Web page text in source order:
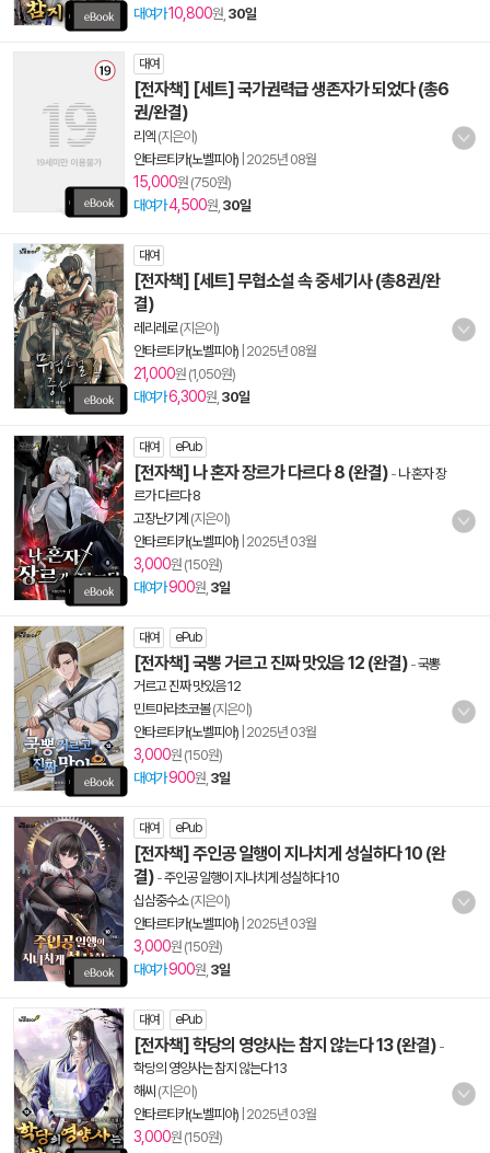
대여가10,800원, 30일
대여
[전자책] [세트] 국가권력급 생존자가 되었다 (총6
권/완결)
리엑 (지은이)
안타르티카(노벨피아) 2025년 08월
15,000원 (750원)
대여가4,500원, 30일
대여
[전자책] [세트] 무협소설 속 중세기사 (총8권/완
결)
레리레로(지은이)
안타르티카(노벨피아) 2025년 08월
21,000원 (1,050원)
대여가6,300원, 30일
대여 ePub
[전자책] 나 혼자 장르가 다르다 8 (완결) - 나 혼자 장
르가 다르다 8
고장난기계 (지은이)
안타르티카(노벨피아) 2025년 03월
3,000원 (150원)
대여가900원, 3일
대여 ePub
[전자책] 국뽕 거르고 진짜 맛있음 12 (완결) -국뽕
거르고 진짜 맛있음 12
민트마라초코볼(지은이)
안타르티카(노벨피아) 2025년 03월
3,000원 (150원)
대여가900원, 3일
대여 ePub
[전자책] 주인공 일행이 지나치게 성실하다 10 (완
결) -주인공 일행이 지나치게 성실하다 10
십삼중수소(지은이)
안타르티카(노벨피아) 2025년 03월
3,000원 (150원)
대여가900원, 3일
대여 ePub
[전자책] 학당의 영양사는 참지 않는다 13 (완결) -
학당의 영양사는 참지 않는다 13
해씨 (지은이)
안타르티카(노벨피아) 2025년 03월
3,000원 (150원)